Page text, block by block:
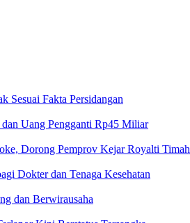
Sesuai Fakta Persidangan
Uang Pengganti Rp45 Miliar
Dorong Pemprov Kejar Royalti Timah
Dokter dan Tenaga Kesehatan
dan Berwirausaha